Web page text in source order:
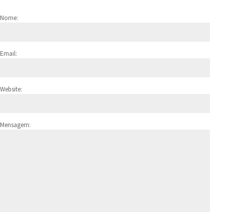
Nome:
Email:
Website:
Mensagem: